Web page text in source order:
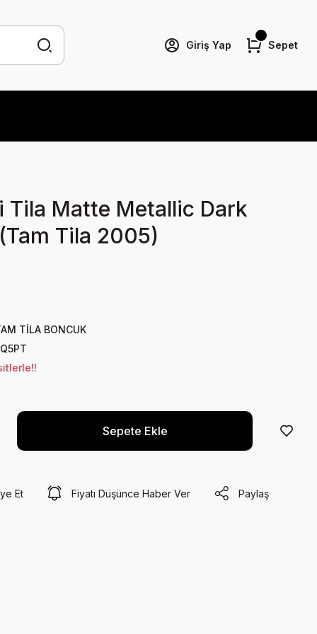
Giriş Yap Sepet
Tila Matte Metallic Dark
Tila 2005)
TİLA BONCUK
Sepete Ekle
Et Fiyatı Düşünce Haber Ver Paylaş